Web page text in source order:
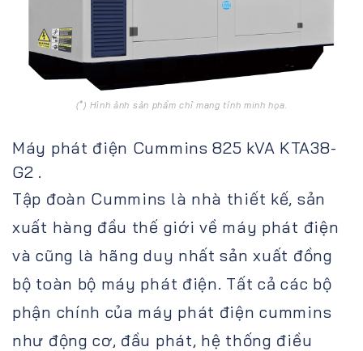
(*) Hình ảnh sản phẩm chỉ mang tính minh họa.
Máy phát điện Cummins 825 kVA KTA38-
G2 .
Tập đoàn Cummins là nhà thiết kế, sản
xuất hàng đầu thế giới về máy phát điện
và cũng là hãng duy nhất sản xuất đồng
bộ toàn bộ máy phát điện. Tất cả các bộ
phận chính của máy phát điện cummins
như động cơ, đầu phát, hệ thống điều